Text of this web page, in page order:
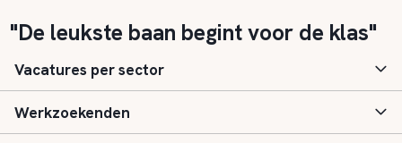
"De leukste baan begint voor de klas"
Vacatures per sector
Basisonderwijs
Werkzoekenden